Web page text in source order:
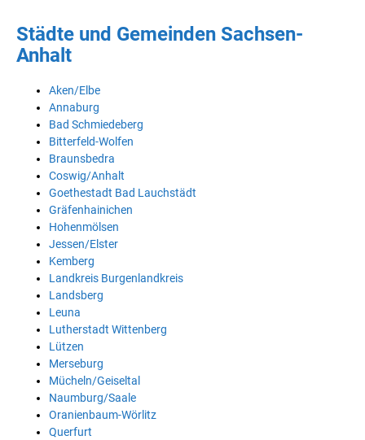
Städte und Gemeinden Sachsen-
Anhalt
Aken/Elbe
Annaburg
Bad Schmiedeberg
Bitterfeld-Wolfen
Braunsbedra
Coswig/Anhalt
Goethestadt Bad Lauchstädt
Gräfenhainichen
Hohenmölsen
Jessen/Elster
Kemberg
Landkreis Burgenlandkreis
Landsberg
Leuna
Lutherstadt Wittenberg
Lützen
Merseburg
Mücheln/Geiseltal
Naumburg/Saale
Oranienbaum-Wörlitz
Querfurt